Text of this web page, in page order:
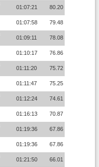
01:07:21 80.20
01:07:58 79.48
01:09:11 78.08
01:10:17 76.86
01:11:20 75.72
01:11:47 75.25
01:12:24 74.61
01:16:13 70.87
01:19:36 67.86
01:19:36 67.86
01:21:50 66.01